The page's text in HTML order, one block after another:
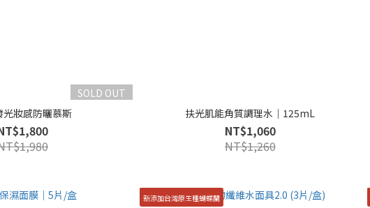
SOLD OUT
光妝感防曬慕斯
扶光肌能角質調理水｜125mL
NT$1,060
NT$1,260
新添加台灣原生種蝴蝶蘭